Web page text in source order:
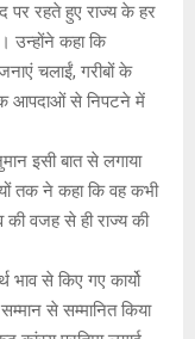
पर रहते हुए राज्य के हर
उन्होंने कहा कि
चलाईं, गरीबों के
आपदाओं से निपटने में
इसी बात से लगाया
तक ने कहा कि वह कभी
वजह से ही राज्य की
भाव से किए गए कार्यो
से सम्मानित किया